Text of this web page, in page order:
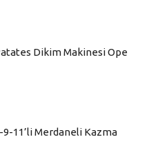
Dikim Makinesi Ope
9-11’li Merdaneli Kazma